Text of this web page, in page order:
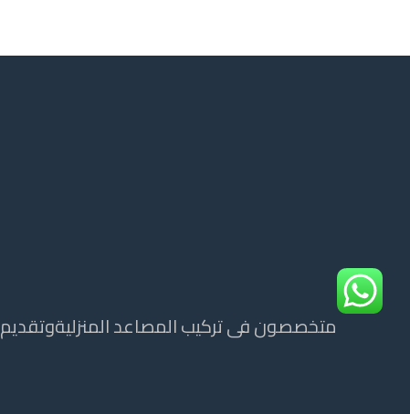
متخصصون فى تركيب المصاعد